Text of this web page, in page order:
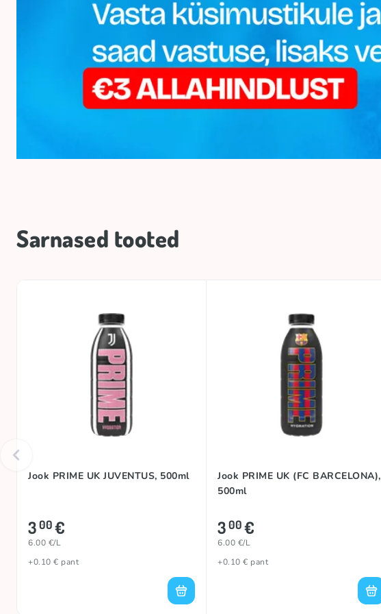
Sarnased tooted
Jook PRIME UK JUVENTUS, 500ml
300€
6.00 €/L
+0.10 € pant
Jook PRIME UK (FC BARCELONA),
500ml
300€
6.00 €/L
+0.10 € pant